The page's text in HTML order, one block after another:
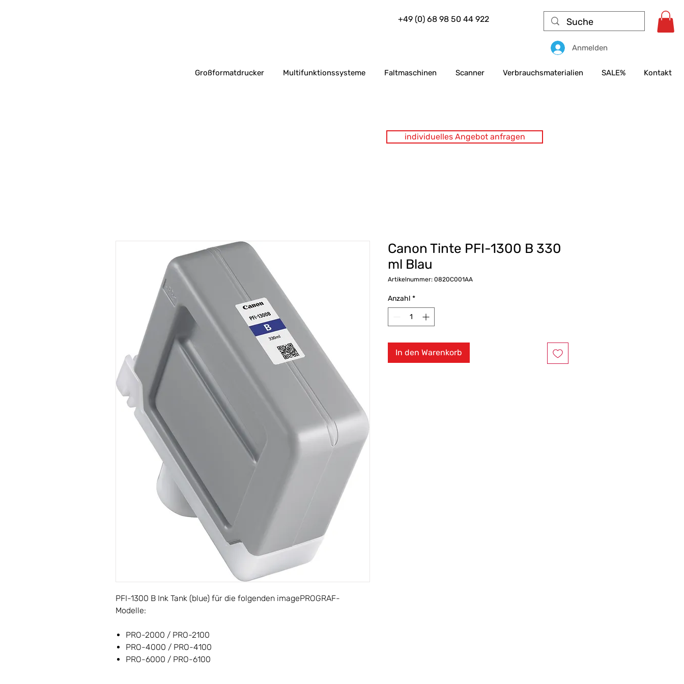
+49 (0) 68 98 50 44 922
Anmelden
Großformatdrucker Multifunktionssysteme Faltmaschinen Scanner Verbrauchsmaterialien SALE% Kontakt
individuelles Angebot anfragen
PFI-1300 B Ink Tank (blue) für die folgenden imagePROGRAF-
Modelle:
PRO-2000 / PRO-2100
PRO-4000 / PRO-4100
PRO-6000 / PRO-6100
Canon Tinte PFI-1300 B 330
ml Blau
Artikelnummer: 0820C001AA
Anzahl *
In den Warenkorb